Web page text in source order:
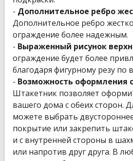
- Дополнительное ребро
Дополнительное ребро
ограждение более надежным.
- Выраженный рисунок
ограждение будет более
благодаря фигурному резу по
- Возможность оформления
Штакетник позволяет
вашего дома с обеих сторон.
можете выбрать
покрытие или закрепить
и с внутренней стороны в
или напротив друг друга. В